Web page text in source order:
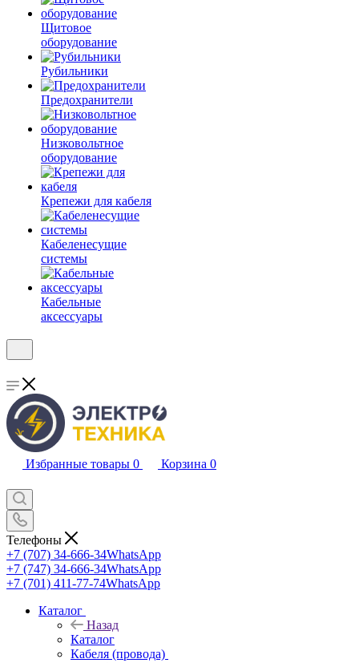
Щитовое
оборудование
Рубильники
Предохранители
Низковольтное
оборудование
Крепежи для кабеля
Кабеленесущие
системы
Кабельные
аксессуары
Избранные товары 0 Корзина 0
Телефоны
+7 (707) 34-666-34WhatsApp
+7 (747) 34-666-34WhatsApp
+7 (701) 411-77-74WhatsApp
Каталог
Назад
Каталог
Кабеля (провода)